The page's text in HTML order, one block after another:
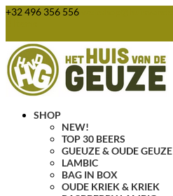
+32 496 356 556
SHOP
NEW!
TOP 30 BEERS
GUEUZE & OUDE GEUZE
LAMBIC
BAG IN BOX
OUDE KRIEK & KRIEK